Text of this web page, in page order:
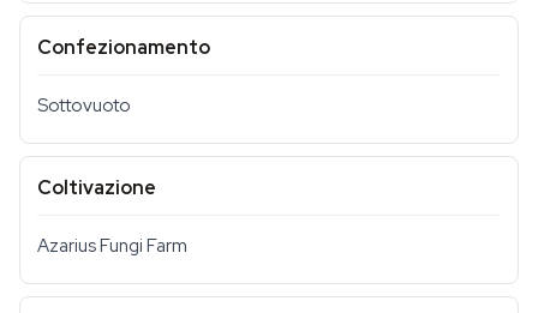
Confezionamento
Sottovuoto
Coltivazione
Azarius Fungi Farm